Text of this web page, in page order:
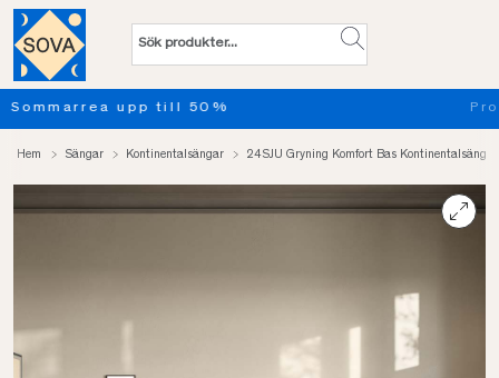
Provsov upp till 100 nätter. Läs mer
Hem Sängar Kontinentalsängar 24SJU Gryning Komfort Bas Kontinentalsäng